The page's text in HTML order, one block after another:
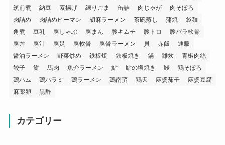
筑前煮
納豆 素揚げ 練りごま 缶詰 肉じゃが
肉そぼろ
肉詰め
肉詰めピーマン 胡麻ラーメン 茶碗蒸し 蒲焼
袋麺
角煮
豆乳 豚しゃぶ 豚まん 豚キムチ 豚トロ
豚バラ軟骨
豚丼
豚汁 豚足 豚軟骨 豚骨ラーメン 貝 赤飯
通販
醤油ラーメン
野菜炒め 鉄板焼 鉄板焼き 鍋 雑炊
青椒肉絲
餃子
餅 馬肉 魚介ラーメン 鮎 鮎の塩焼き 鰻
鶏そぼろ
鶏ハム
鶏ハラミ 鶏ラーメン 鶏南蛮 鶏天 麻婆茄子
麻婆豆腐
麻薬卵
黒酢
カテゴリー